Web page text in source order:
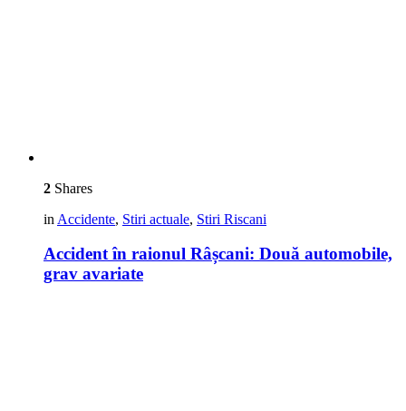
2 Shares
in Accidente, Stiri actuale, Stiri Riscani
Accident în raionul Râșcani: Două automobile,
grav avariate